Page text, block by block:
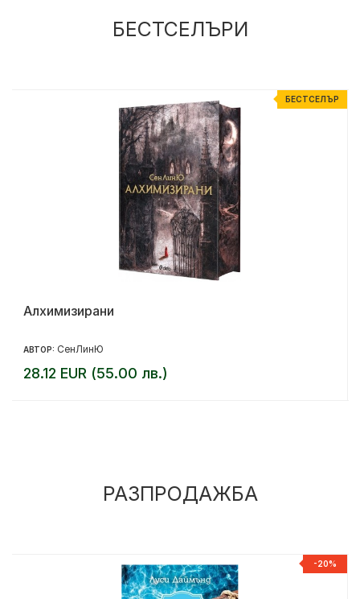
БЕСТСЕЛЪРИ
БЕСТСЕЛЪР
Алхимизирани
АВТОР: СенЛинЮ
28.12 EUR (55.00 лв.)
РАЗПРОДАЖБА
-20%